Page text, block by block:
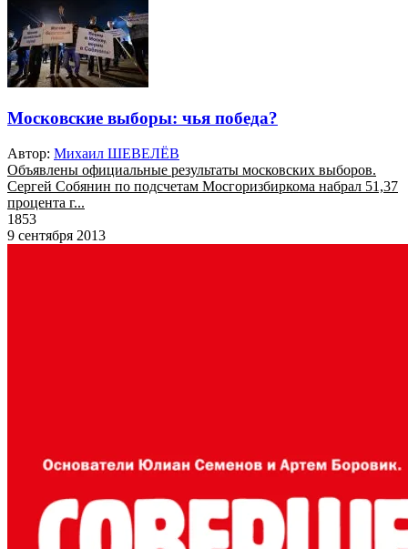
Московские выборы: чья победа?
Автор: Михаил ШЕВЕЛЁВ
Объявлены официальные результаты московских выборов.
Сергей Собянин по подсчетам Мосгоризбиркома набрал 51,37
процента г...
1853
9 сентября 2013